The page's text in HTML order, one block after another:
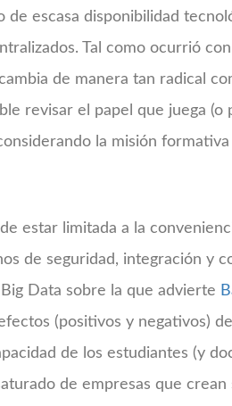
de escasa disponibilidad
Tal como ocurrió
de manera tan radical
revisar el papel que juega
la misión
estar limitada a la
de seguridad, integración y
Data sobre la que advierte
(positivos y negativos)
de los estudiantes (y
de empresas que crean